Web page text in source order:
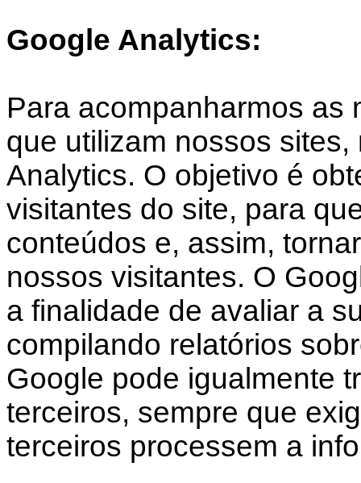
Google Analytics:
Para acompanharmos as
que utilizam nossos
Analytics. O objetivo é
visitantes do site, para
conteúdos e, assim,
nossos visitantes. O
a finalidade de avaliar a
compilando relatórios
Google pode igualmente
terceiros, sempre que
terceiros processem a